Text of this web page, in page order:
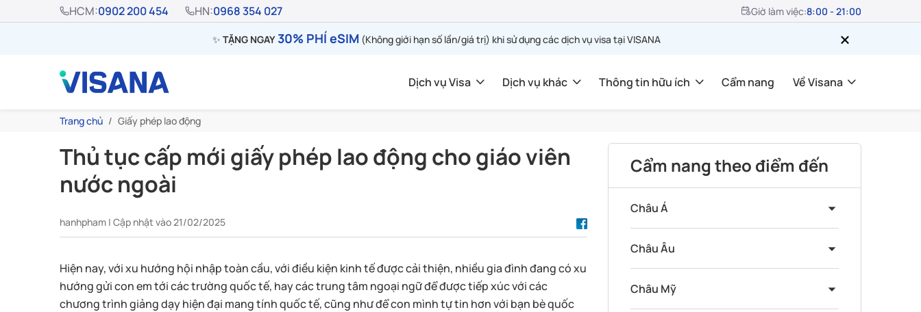
HCM:0902 200 454 HN:0968 354 027 Giờ làm việc:8:00 - 21:00
✨ TẶNG NGAY30% PHÍ eSIM (Không giới hạn số lần/giá trị) khi sử dụng các dịch vụ visa tại VISANA
Dịch vụ Visa Dịch vụ khác Thông tin hữu ích Cẩm nang Về Visana
Trang chủ Giấy phép lao động
Thủ tục cấp mới giấy phép lao động cho giáo viên
nước ngoài
hanhpham | Cập nhật vào 21/02/2025
Hiện nay, với xu hướng hội nhập toàn cầu, với điều kiện kinh tế được cải thiện, nhiều gia đình đang có xu
hướng gửi con em tới các trường quốc tế, hay các trung tâm ngoại ngữ để được tiếp xúc với các
chương trình giảng dạy hiện đại mang tính quốc tế, cũng như để con mình tự tin hơn với bạn bè quốc
Cẩm nang theo điểm đến
Châu Á
Châu Âu
Châu Mỹ